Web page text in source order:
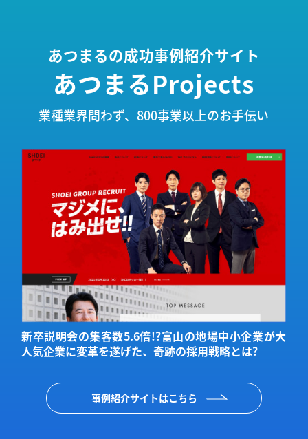
あつまるの成功事例紹介サイト
あつまるProjects
業種業界問わず、800事業以上のお手伝い
新卒説明会の集客数5.6倍!?富山の地場中小企業が大
人気企業に変革を遂げた、奇跡の採用戦略とは?
事例紹介サイトはこちら